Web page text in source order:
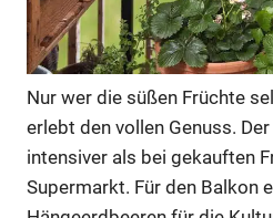
Nur wer die süßen Früchte
erlebt den vollen Genuss.
intensiver als bei gekauften
Supermarkt. Für den Balkon